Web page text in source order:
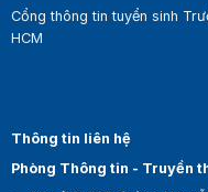
Cổng thông tin tuyển sinh
HCM
Thông tin liên hệ
Phòng Thông tin - Truyền